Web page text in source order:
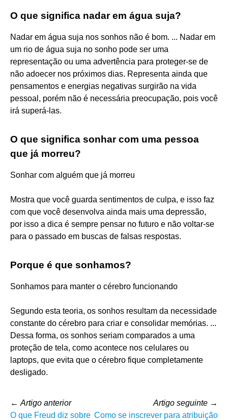
O que significa nadar em água suja?
Nadar em água suja nos sonhos não é bom. ... Nadar em
um rio de água suja no sonho pode ser uma
representação ou uma advertência para proteger-se de
não adoecer nos próximos dias. Representa ainda que
pensamentos e energias negativas surgirão na vida
pessoal, porém não é necessária preocupação, pois você
irá superá-las.
O que significa sonhar com uma pessoa
que já morreu?
Sonhar com alguém que já morreu
Mostra que você guarda sentimentos de culpa, e isso faz
com que você desenvolva ainda mais uma depressão,
por isso a dica é sempre pensar no futuro e não voltar-se
para o passado em buscas de falsas respostas.
Porque é que sonhamos?
Sonhamos para manter o cérebro funcionando
Segundo esta teoria, os sonhos resultam da necessidade
constante do cérebro para criar e consolidar memórias. ...
Dessa forma, os sonhos seriam comparados a uma
proteção de tela, como acontece nos celulares ou
laptops, que evita que o cérebro fique completamente
desligado.
← Artigo anterior
O que Freud diz sobre
Artigo seguinte →
Como se inscrever para atribuição